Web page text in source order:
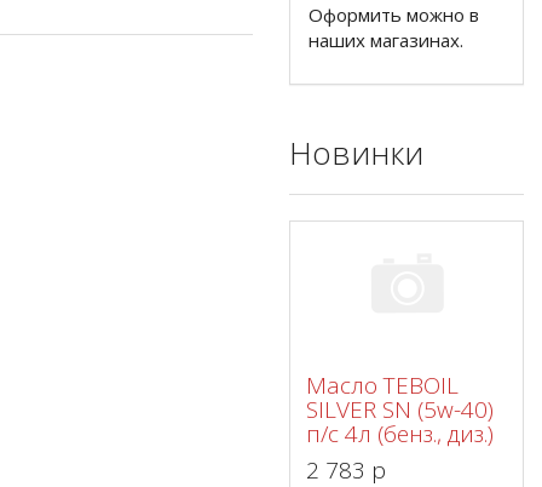
Оформить можно в
наших магазинах.
Новинки
Масло TEBOIL
SILVER SN (5w-40)
п/с 4л (бенз., диз.)
2 783 p